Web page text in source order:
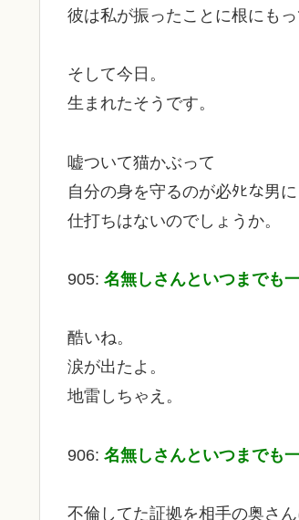
彼は私が振ったことに根にも
そして今日。
生まれたそうです。
嘘ついて猫かぶって
自分の身を守るのが必ﾀﾋな男に
仕打ちはないのでしょうか。
905: 名無しさんといつまでも
酷いね。
涙が出たよ。
地雷しちゃえ。
906: 名無しさんといつまでも
不倫してた証拠を相手の奥さ